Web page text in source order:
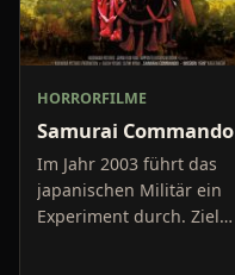
HORRORFILME
Samurai Commando
Im Jahr 2003 führt das
japanischen Militär ein
Experiment durch. Ziel